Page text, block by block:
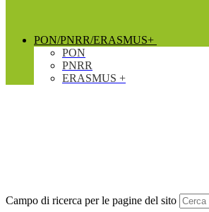
PON/PNRR/ERASMUS+
PON
PNRR
ERASMUS +
Campo di ricerca per le pagine del sito